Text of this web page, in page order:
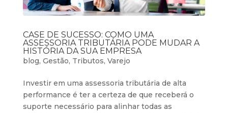
CASE DE SUCESSO: COMO UMA
ASSESSORIA TRIBUTÁRIA PODE MUDAR A
HISTÓRIA DA SUA EMPRESA
blog, Gestão, Tributos, Varejo
Investir em uma assessoria tributária de alta
performance é ter a certeza de que receberá o
suporte necessário para alinhar todas as